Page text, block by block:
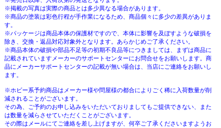
※掲載の写真は実際の商品とは多少異なる場合があります。
※商品の塗装は彩色行程が手作業になるため、商品個々に多少の差異がありま
す。
※パッケージは商品本体の保護材ですので、本体に影響を及ぼすような破損を
除き、交換・返品対応対象外となります。あらかじめご了承ください。
※商品本体の破損や部品不足等の初期不良品等につきましては、まずは商品に
記載されていますメーカーのサポートセンターにお問合せをお願いします。商
品にメーカーサポートセンターの記載が無い場合は、当店にご連絡をお願いし
ます。
※ホビー系予約商品はメーカー様や問屋様の都合によりごく稀に入荷数量が削
減されることがございます。
その為、ご予約のお申し込みをいただいておりましてもご提供できない、また
は数量を減らさせていただくことがございます。
その際はメールにてご連絡を差し上げますが、何卒ご了承くださいますようお